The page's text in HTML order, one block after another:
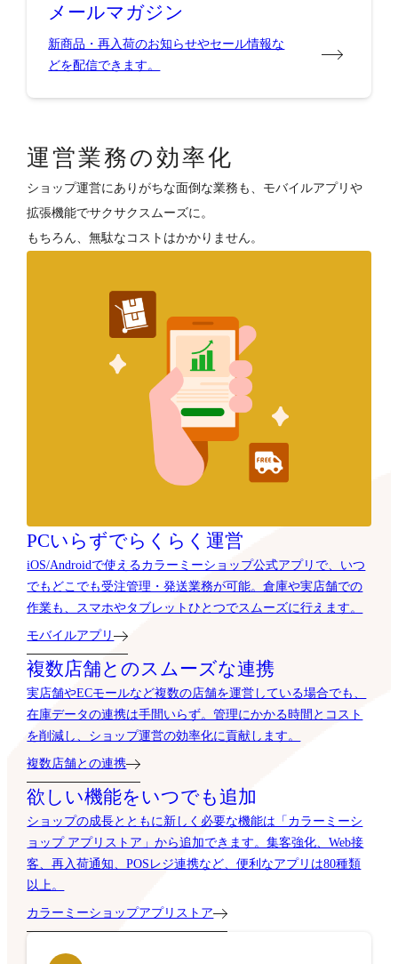
メールマガジン
新商品・再入荷のお知らせやセール情報な
どを配信できます。
運営業務の効率化
ショップ運営にありがちな面倒な業務も、モバイルアプリや
拡張機能でサクサクスムーズに。
もちろん、無駄なコストはかかりません。
PCいらずでらくらく運営
iOS/Androidで使えるカラーミーショップ公式アプリで、いつ
でもどこでも受注管理・発送業務が可能。倉庫や実店舗での
作業も、スマホやタブレットひとつでスムーズに行えます。
モバイルアプリ
複数店舗とのスムーズな連携
実店舗やECモールなど複数の店舗を運営している場合でも、
在庫データの連携は手間いらず。管理にかかる時間とコスト
を削減し、ショップ運営の効率化に貢献します。
複数店舗との連携
欲しい機能をいつでも追加
ショップの成長とともに新しく必要な機能は「カラーミーシ
ョップ アプリストア」から追加できます。集客強化、Web接
客、再入荷通知、POSレジ連携など、便利なアプリは80種類
以上。
カラーミーショップアプリストア